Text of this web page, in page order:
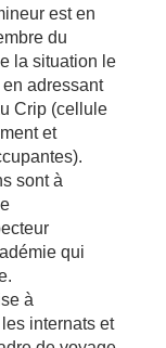
est en
du
la situation le
adressant
Crip (cellule
et
sont à
qui
à
internats et